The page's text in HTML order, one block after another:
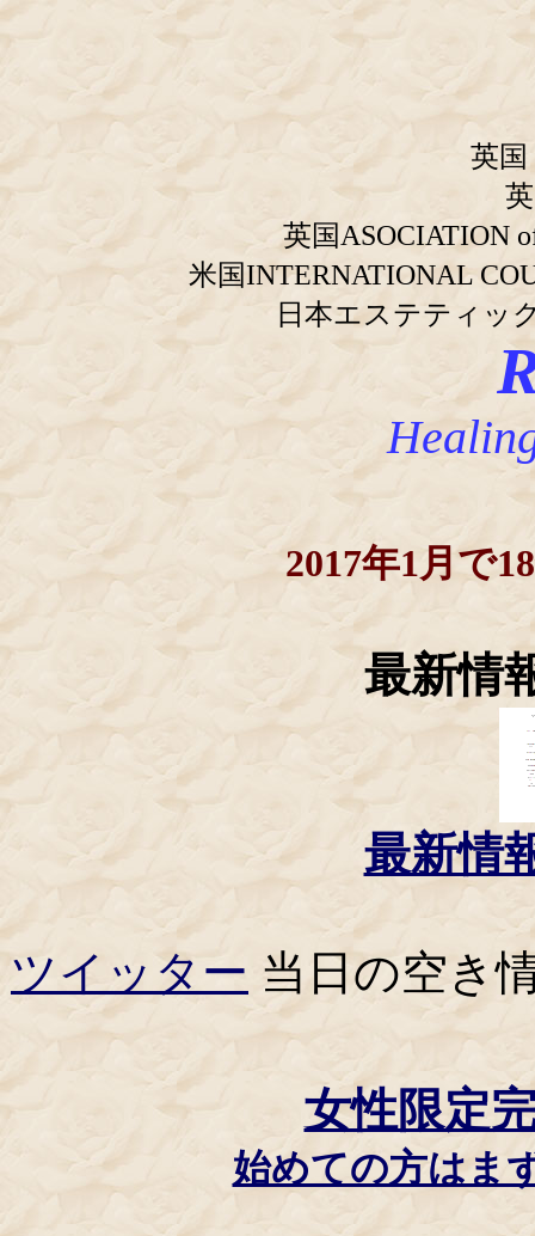
英国
英国ASOCIATION
米国INTERNATIONAL
日本エステティッ
2017年1月で18
最新情
最新情
ツイッター 当日の空き
女性限定
始めての方はま